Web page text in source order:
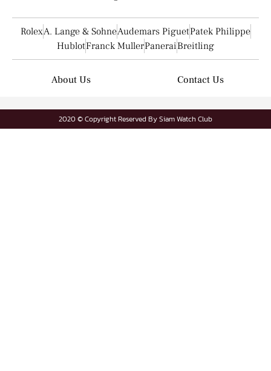
RolexA. Lange & SohneAudemars PiguetPatek Philippe
HublotFranck MullerPaneraiBreitling
About Us Contact Us
2020 © Copyright Reserved By Siam Watch Club